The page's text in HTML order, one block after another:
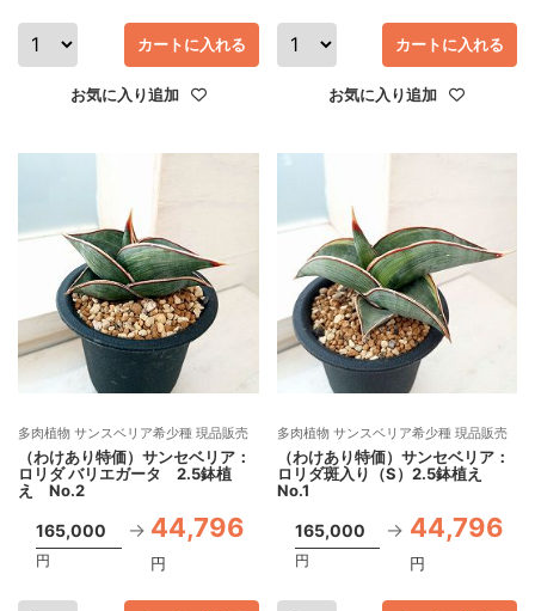
お気に入り追加
カートに入れる
お気に入り追加
カートに入れる
多肉植物 サンスベリア希少種 現品販売
（わけあり特価）サンセベリア：
ロリダ バリエガータ 2.5鉢植
え No.2
165,000
円
44,796
円
多肉植物 サンスベリア希少種 現品販売
（わけあり特価）サンセベリア：
ロリダ斑入り（S）2.5鉢植え
No.1
165,000
円
44,796
円